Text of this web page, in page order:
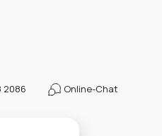
2086 Online-Chat